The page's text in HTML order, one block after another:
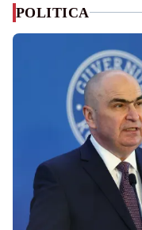
POLITICA